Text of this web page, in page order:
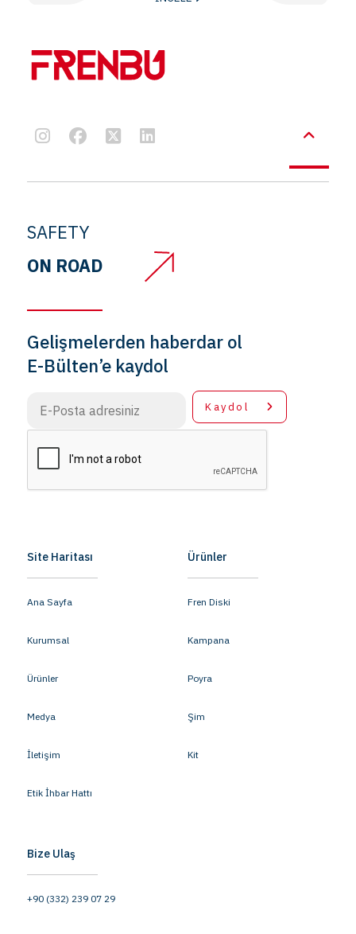
SAFETY
ON ROAD
Gelişmelerden haberdar ol
E-Bülten’e kaydol
Kaydol
Site Haritası
Ana Sayfa
Kurumsal
Ürünler
Medya
İletişim
Etik İhbar Hattı
Ürünler
Fren Diski
Kampana
Poyra
Şim
Kit
Bize Ulaş
+90 (332) 239 07 29